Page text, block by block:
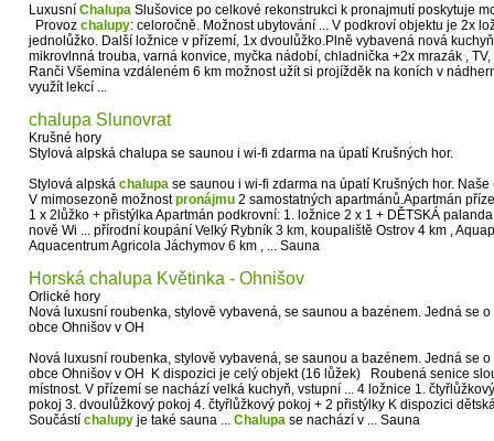
Luxusní Chalupa Slušovice po celkové rekonstrukci k pronajmutí poskytuje
Provoz chalupy: celoročně. Možnost ubytování ... V podkroví objektu je 2x
jednolůžko. Další ložnice v přízemí, 1x dvoulůžko.Plně vybavená nová
mikrovlnná trouba, varná konvice, myčka nádobí, chladnička +2x mrazák ,
Ranči Všemina vzdáleném 6 km možnost užít si projížděk na koních v
využít lekcí ...
chalupa Slunovrat
Krušné hory
Stylová alpská chalupa se saunou i wi-fi zdarma na úpatí Krušných hor.
Stylová alpská chalupa se saunou i wi-fi zdarma na úpatí Krušných hor. Naše
V mimosezoně možnostpronájmu 2 samostatných apartmánů.Apartmán
1 x 2lůžko + přistýlka Apartmán podkrovní: 1. ložnice 2 x 1 + DĚTSKÁ
nově Wi ... přírodní koupání Velký Rybník 3 km, koupaliště Ostrov 4 km ,
Aquacentrum Agricola Jáchymov 6 km , ... Sauna
Horská chalupa Květinka - Ohnišov
Orlické hory
Nová luxusní roubenka, stylově vybavená, se saunou a bazénem. Jedná se
obce Ohnišov v OH
Nová luxusní roubenka, stylově vybavená, se saunou a bazénem. Jedná se o
obce Ohnišov v OH K dispozici je celý objekt (16 lůžek) Roubená senice
místnost. V přízemí se nachází velká kuchyň, vstupní ... 4 ložnice 1.
pokoj 3. dvoulůžkový pokoj 4. čtyřlůžkový pokoj + 2 přistýlky K dispozici
Součástí chalupy je také sauna ... Chalupa se nachází v ... Sauna